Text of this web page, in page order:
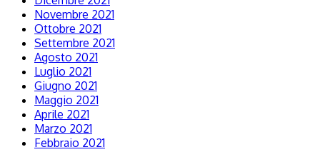
Novembre 2021
Ottobre 2021
Settembre 2021
Agosto 2021
Luglio 2021
Giugno 2021
Maggio 2021
Aprile 2021
Marzo 2021
Febbraio 2021